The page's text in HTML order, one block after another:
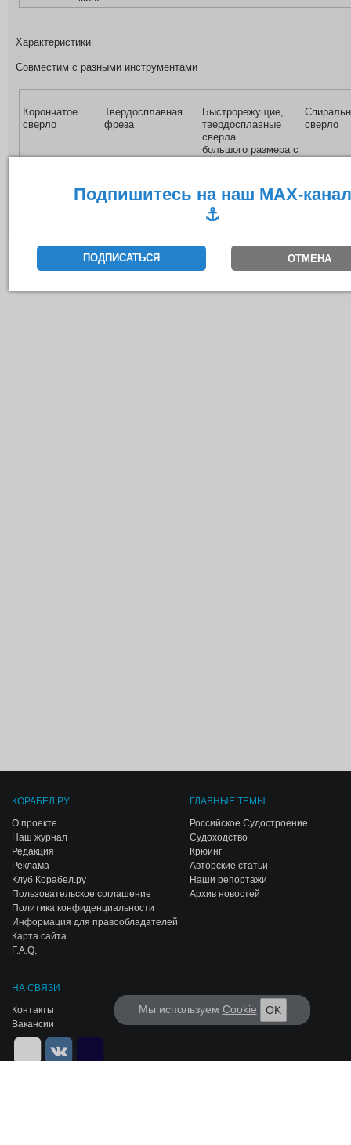
Характеристики
Совместим с разными инструментами
Корончатое
сверло
Твердосплавная
фреза
Быстрорежущие,
твердосплавные
сверла
большого размера с
сверло
КОРАБЕЛ.РУ
О проекте
Наш журнал
Редакция
Реклама
Клуб Корабел.ру
Пользовательское соглашение
Политика конфиденциальности
Информация для правообладателей
Карта сайта
F.A.Q.
ГЛАВНЫЕ ТЕМЫ
Российское Судостроение
Судоходство
Крюинг
Авторские статьи
Наши репортажи
Архив новостей
НА СВЯЗИ
Контакты
Вакансии
Мы используем Cookie OK
Подпишитесь на наш MAX-канал
⚓️
ПОДПИСАТЬСЯ ОТМЕНА